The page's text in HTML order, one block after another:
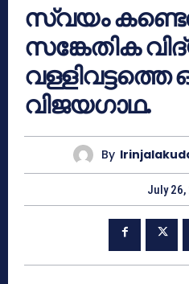
സ്വയം
സങ്കേതിക
വള്ളിവട്ടത്തെ
വിജയഗാഥ.
By
July 26,